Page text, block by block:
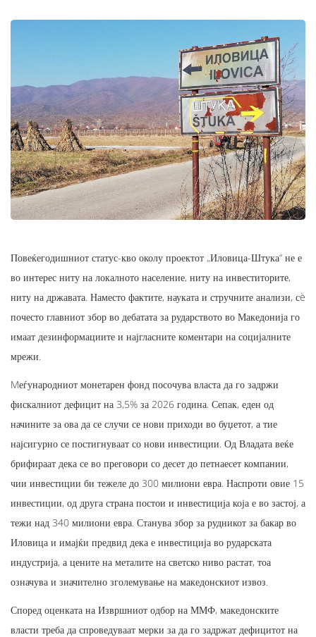
Повеќегодишниот статус-кво околу проектот „Иловица-Штука“ не е
во интерес ниту на локалното население, ниту на инвеститорите,
ниту на државата. Наместо фактите, науката и стручните анализи, сè
почесто главниот збор во дебатата за рударството во Македонија го
имаат дезинформациите и најгласните коментари на социјалните
мрежи.
Mеѓународниот монетарен фонд посочува власта да го задржи
фискалниот дефицит на 3,5% за 2026 година. Сепак, еден од
начините за ова да се случи се нови приходи во буџетот, а тие
најсигурно се постигнуваат со нови инвестиции. Од Владата веќе
брифираат дека се во преговори со десет до петнаесет компании,
чии инвестиции би тежеле до 300 милиони евра. Наспроти овие 15
инвестиции, од друга страна постои и инвестиција која е во застој, а
тежи над 340 милиони евра. Станува збор за рудникот за бакар во
Иловица и имајќи предвид дека е инвестиција во рударската
индустрија, а цените на металите на светско ниво растат, тоа
означува и значително зголемување на македонскиот извоз.
Според оценката на Извршниот одбор на ММФ, македонските
власти треба да спроведуваат мерки за да го задржат дефицитот на